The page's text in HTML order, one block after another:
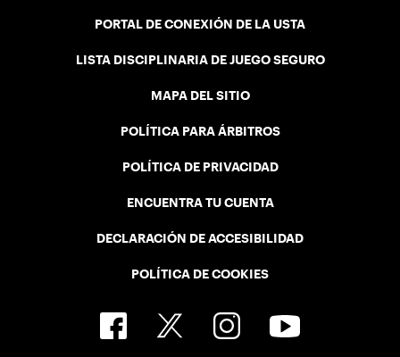
PORTAL DE CONEXIÓN DE LA USTA
LISTA DISCIPLINARIA DE JUEGO SEGURO
MAPA DEL SITIO
POLÍTICA PARA ÁRBITROS
POLÍTICA DE PRIVACIDAD
ENCUENTRA TU CUENTA
DECLARACIÓN DE ACCESIBILIDAD
POLÍTICA DE COOKIES